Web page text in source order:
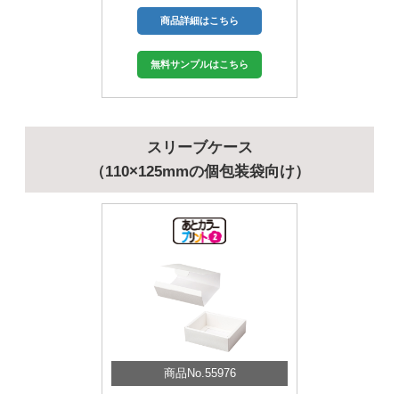
商品詳細はこちら
無料サンプルはこちら
スリーブケース
（110×125mmの個包装袋向け）
商品No.55976